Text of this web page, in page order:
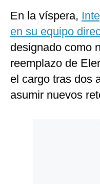
En la víspera,
en su equipo
designado como
reemplazo de
el cargo tras dos
asumir nuevos